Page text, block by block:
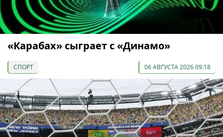
«Карабах» сыграет с «Динамо»
СПОРТ 06 АВГУСТА 2026 09:18